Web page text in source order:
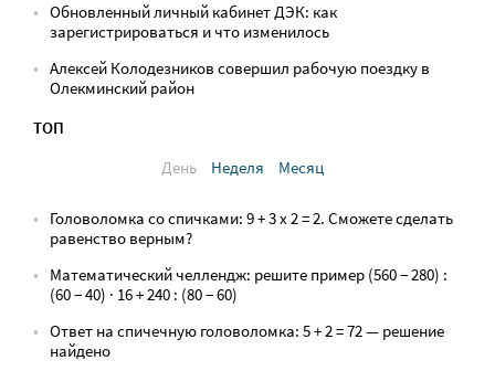
Обновленный личный кабинет ДЭК: как
зарегистрироваться и что изменилось
Алексей Колодезников совершил рабочую поездку в
Олекминский район
ТОП
День
Неделя Месяц
Головоломка со спичками: 9 + 3 х 2 = 2. Сможете сделать
равенство верным?
Математический челлендж: решите пример (560 − 280) :
(60 − 40) · 16 + 240 : (80 − 60)
Ответ на спичечную головоломка: 5 + 2 = 72 — решение
найдено